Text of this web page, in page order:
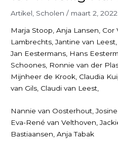
Artikel Scholen / maart 2, 2022
Marja Stoop, Anja Lansen, Cor
Lambrechts, Jantine van
Jan Eestermans, Hans
Schoones, Ronnie van der
Mijnheer de Krook, Claudia
van Gils, Claudi van Leest,
Nannie van Oosterhout,
Eva-René van Velthoven,
Bastiaansen, Anja Tabak